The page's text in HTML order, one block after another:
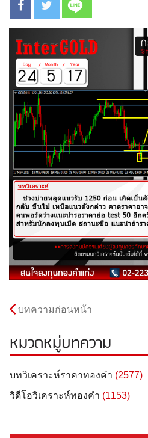
บทความก่อนหน้า
หมวดหมู่บทความ
บทวิเคราะห์ราคาทองคำ (2577)
วิดีโอวิเคราะห์ทองคำ (1153)